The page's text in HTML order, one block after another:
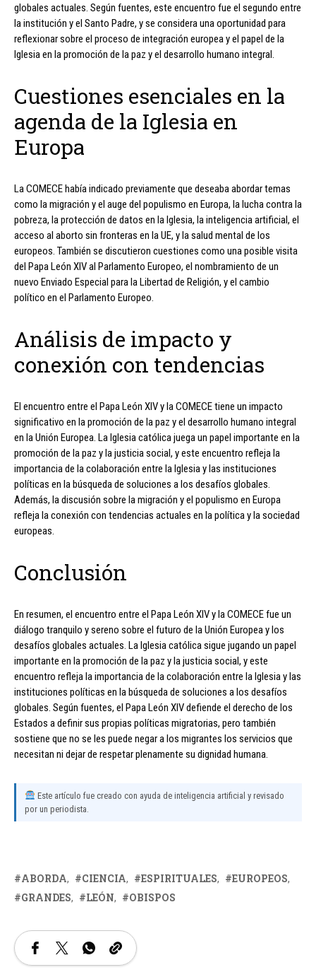
globales actuales. Según fuentes, este encuentro fue el segundo entre
la institución y el Santo Padre, y se considera una oportunidad para
reflexionar sobre el proceso de integración europea y el papel de la
Iglesia en la promoción de la paz y el desarrollo humano integral.
Cuestiones esenciales en la
agenda de la Iglesia en
Europa
La COMECE había indicado previamente que deseaba abordar temas
como la migración y el auge del populismo en Europa, la lucha contra la
pobreza, la protección de datos en la Iglesia, la inteligencia artificial, el
acceso al aborto sin fronteras en la UE, y la salud mental de los
europeos. También se discutieron cuestiones como una posible visita
del Papa León XIV al Parlamento Europeo, el nombramiento de un
nuevo Enviado Especial para la Libertad de Religión, y el cambio
político en el Parlamento Europeo.
Análisis de impacto y
conexión con tendencias
El encuentro entre el Papa León XIV y la COMECE tiene un impacto
significativo en la promoción de la paz y el desarrollo humano integral
en la Unión Europea. La Iglesia católica juega un papel importante en la
promoción de la paz y la justicia social, y este encuentro refleja la
importancia de la colaboración entre la Iglesia y las instituciones
políticas en la búsqueda de soluciones a los desafíos globales.
Además, la discusión sobre la migración y el populismo en Europa
refleja la conexión con tendencias actuales en la política y la sociedad
europeas.
Conclusión
En resumen, el encuentro entre el Papa León XIV y la COMECE fue un
diálogo tranquilo y sereno sobre el futuro de la Unión Europea y los
desafíos globales actuales. La Iglesia católica sigue jugando un papel
importante en la promoción de la paz y la justicia social, y este
encuentro refleja la importancia de la colaboración entre la Iglesia y las
instituciones políticas en la búsqueda de soluciones a los desafíos
globales. Según fuentes, el Papa León XIV defiende el derecho de los
Estados a definir sus propias políticas migratorias, pero también
sostiene que no se les puede negar a los migrantes los servicios que
necesitan ni dejar de respetar plenamente su dignidad humana.
Este artículo fue creado con ayuda de inteligencia artificial y revisado
por un periodista.
ABORDA CIENCIA ESPIRITUALES
EUROPEOS
GRANDES
LEÓN OBISPOS